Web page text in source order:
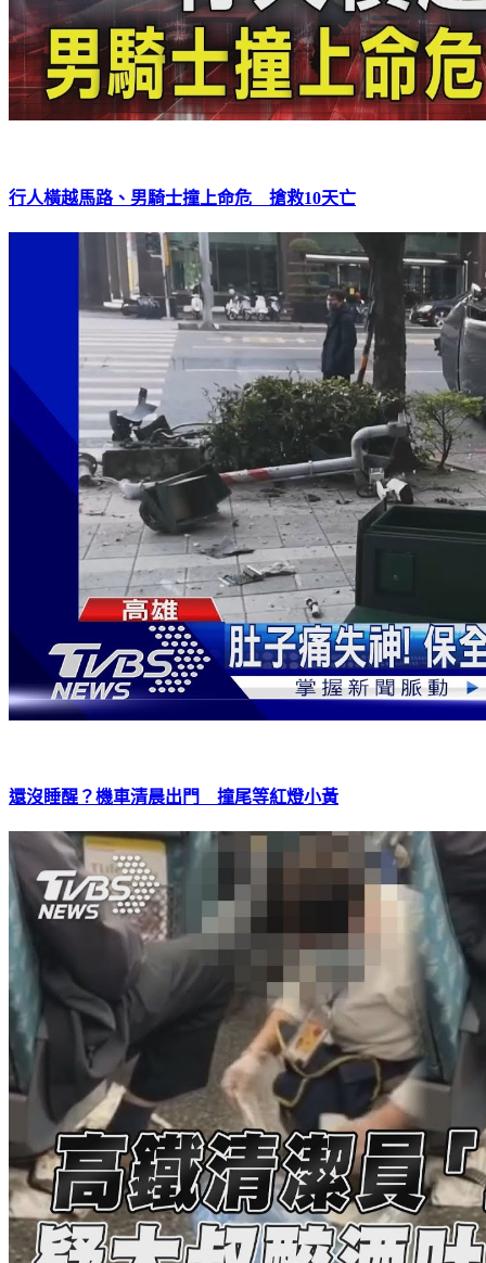
行人橫越馬路、男騎士撞上命危 搶救10天亡
還沒睡醒？機車清晨出門 撞尾等紅燈小黃